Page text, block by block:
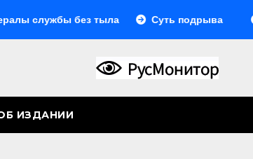
без тыла Суть подрыва
ИЗДАНИИ